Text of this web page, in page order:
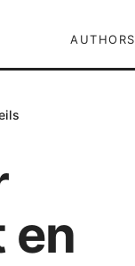
AUTHORS
en